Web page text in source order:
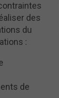
des
du
:
de